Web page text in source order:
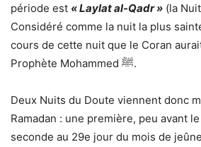
période est « Laylat al-Qadr » (la
Considéré comme la nuit la plus
cours de cette nuit que le Coran
Prophète Mohammed ﷺ.
Deux Nuits du Doute viennent donc
Ramadan : une première, peu avant
seconde au 29e jour du mois de